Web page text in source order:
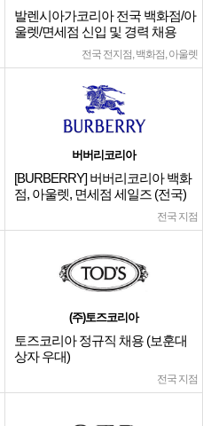
발렌시아가코리아 전국 백화점/아
울렛/면세점 신입 및 경력 채용
전국 전지점, 백화점, 아울렛
버버리코리아
[BURBERRY] 버버리코리아 백화
점, 아울렛, 면세점 세일즈 (전국)
전국 지점
(주)토즈코리아
토즈코리아 정규직 채용 (보훈대
상자 우대)
전국 지점